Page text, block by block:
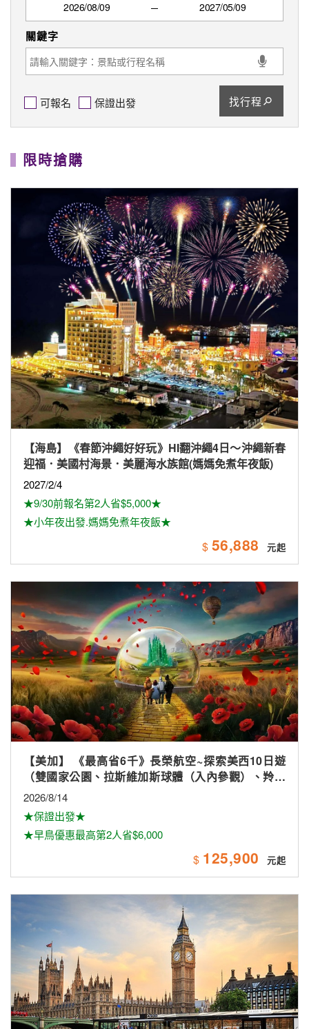
可報名 保證出發 找行程
限時搶購
【海島】《春節沖繩好好玩》HI翻沖繩4日～沖繩新春
迎福．美國村海景．美麗海水族館(媽媽免煮年夜飯)
2027/2/4
★9/30前報名第2人省$5,000★
★小年夜出發.媽媽免煮年夜飯★
$ 56,888
【美加】 《最高省6千》長榮航空~探索美西10日遊
（雙國家公園、拉斯維加斯球體（入內參觀）、羚羊
峽谷雙奇觀、環球影城）
2026/8/14
★保證出發★
★早鳥優惠最高第2人省$6,000
$ 125,900